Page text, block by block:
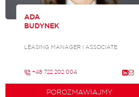
ADA
BUDYNEK
LEASING MANAGER | ASSOCIATE
+48 722 202 004
POROZMAWIAJMY